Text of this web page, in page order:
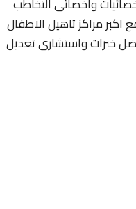
مراكز تاهيل الاطفال
خبرات واستشارى تعديل